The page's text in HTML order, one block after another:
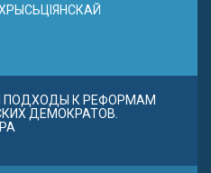
ПОДХОДЫ К РЕФОРМАМ
ДЕМОКРАТОВ.